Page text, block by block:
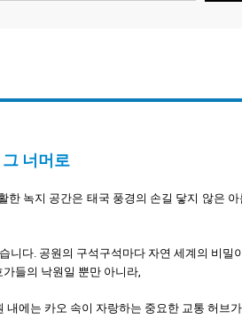
너머로
한 녹지 공간은 태국 풍경의 손길 닿지 않은
니다. 공원의 구석구석마다 자연 세계의 비밀
들의 낙원일 뿐만 아니라,
에는 카오 속이 자랑하는 중요한 교통 허브